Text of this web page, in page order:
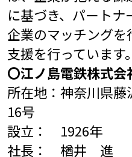
に基づき、パート
企業のマッチング
支援を行っています。
〇江ノ島電鉄株式会
所在地：神奈川県
16号
設立： 1926年
社長： 楢井 進